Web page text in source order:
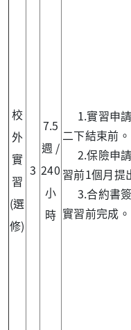
校
外
實
習
(選
修)
3
7.5
週 /
240
小
時
1.實習申
二下結束前。
2.保險申
習前1個月提
3.合約書簽
實習前完成。